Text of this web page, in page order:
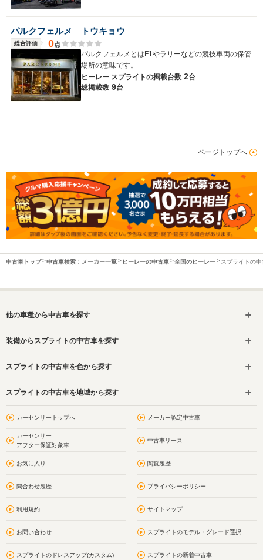
パルクフェルメ トウキョウ
総合評価 0点
パルクフェルメとはF1やラリーなどの競技車両の保管
場所の意味です。
ヒーレー スプライトの掲載台数 2台
総掲載数 9台
ページトップへ
中古車トップ 中古車検索：メーカー一覧 ヒーレーの中古車 全国のヒーレー スプライトの中
他の車種から中古車を探す
装備からスプライトの中古車を探す
スプライトの中古車を色から探す
スプライトの中古車を地域から探す
カーセンサートップへ メーカー認定中古車
カーセンサー
アフター保証対象車
中古車リース
お気に入り 閲覧履歴
問合わせ履歴 プライバシーポリシー
利用規約 サイトマップ
お問い合わせ スプライトのモデル・グレード選択
スプライトのドレスアップ(カスタム) スプライトの新着中古車